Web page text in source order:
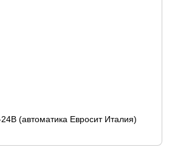
(автоматика Евросит Италия)